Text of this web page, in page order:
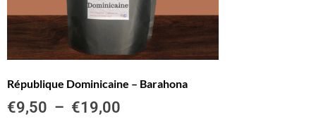
République Dominicaine – Barahona
€9,50 – €19,00